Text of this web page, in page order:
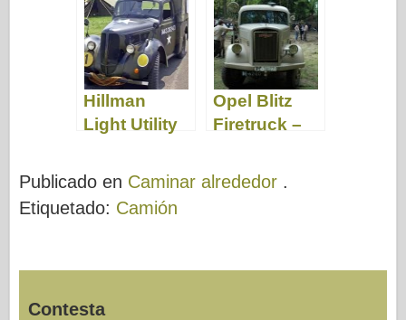
Video
Hillman
Light Utility
Caminar
Opel Blitz
Firetruck –
ahí
Publicado en Caminar alrededor .
Etiquetado: Camión
Contesta